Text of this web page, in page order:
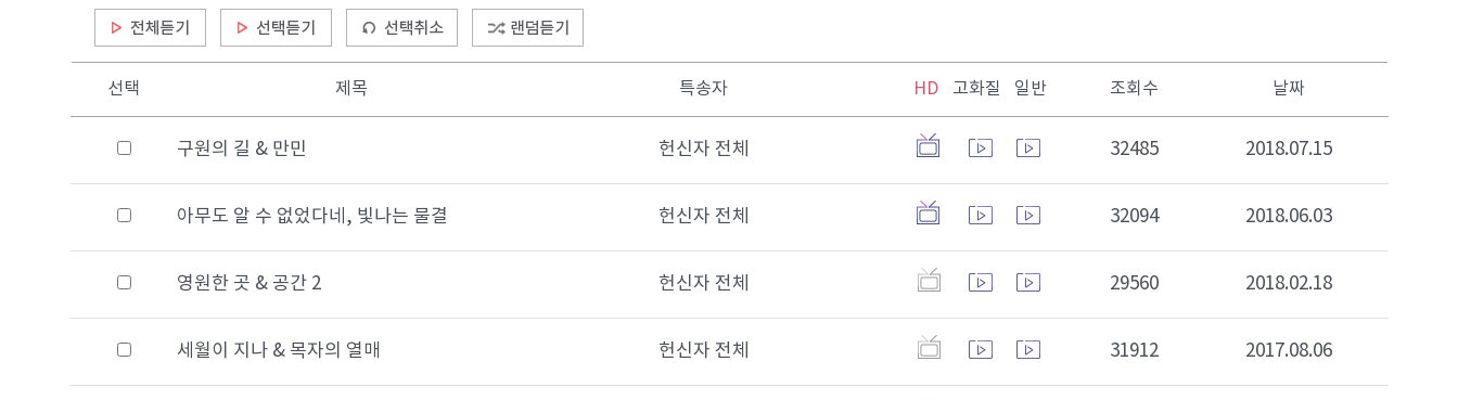
선택 제목 특송자 HD 고화질 일반 조회수 날짜
구원의 길 & 만민 헌신자 전체 32485 2018.07.15
아무도 알 수 없었다네, 빛나는 물결 헌신자 전체 32094 2018.06.03
영원한 곳 & 공간 2 헌신자 전체 29560 2018.02.18
세월이 지나 & 목자의 열매 헌신자 전체 31912 2017.08.06